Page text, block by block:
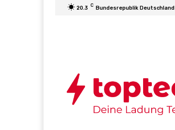
20.3 C Bundesrepublik Deutschland